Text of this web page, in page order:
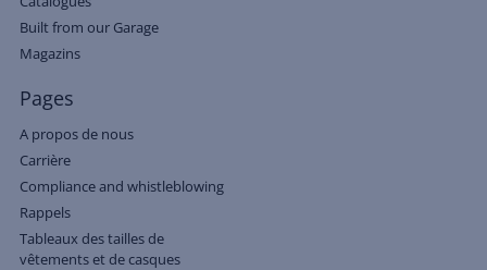
Built from our Garage
Magazins
Pages
A propos de nous
Carrière
Compliance and whistleblowing
Rappels
Tableaux des tailles de
vêtements et de casques